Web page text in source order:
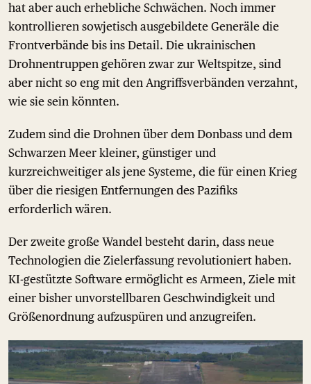
hat aber auch erhebliche Schwächen. Noch immer
kontrollieren sowjetisch ausgebildete Generäle die
Frontverbände bis ins Detail. Die ukrainischen
Drohnentruppen gehören zwar zur Weltspitze, sind
aber nicht so eng mit den Angriffsverbänden verzahnt,
wie sie sein könnten.
Zudem sind die Drohnen über dem Donbass und dem
Schwarzen Meer kleiner, günstiger und
kurzreichweitiger als jene Systeme, die für einen Krieg
über die riesigen Entfernungen des Pazifiks
erforderlich wären.
Der zweite große Wandel besteht darin, dass neue
Technologien die Zielerfassung revolutioniert haben.
KI-gestützte Software ermöglicht es Armeen, Ziele mit
einer bisher unvorstellbaren Geschwindigkeit und
Größenordnung aufzuspüren und anzugreifen.